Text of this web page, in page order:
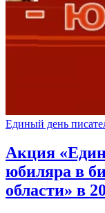
Единый день
Акция
юбиляра в
области» в